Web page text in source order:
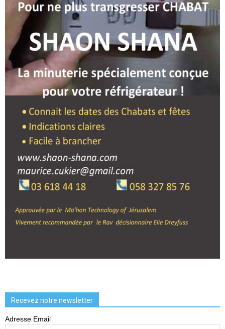
Recevez notre newsletter
Adresse Email